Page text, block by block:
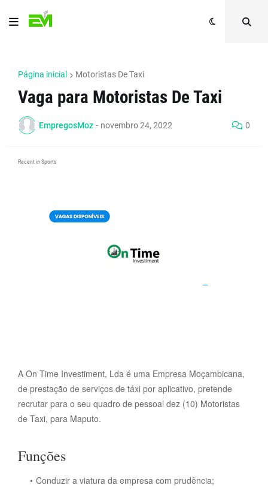
Página inicial Motoristas De Taxi
Vaga para Motoristas De Taxi
EmpregosMoz - novembro 24, 2022 0
Recent in Sports
A On Time Investiment, Lda é uma Empresa Moçambicana,
de prestação de serviços de táxi por aplicativo, pretende
recrutar para o seu quadro de pessoal dez (10) Motoristas
de Taxi, para Maputo.
Funções
Conduzir a viatura da empresa com prudência;